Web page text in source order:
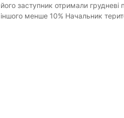
його заступник отримали
іншого менше 10% Начальник